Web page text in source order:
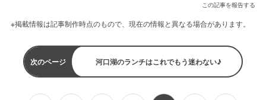
この記事を報告する
※掲載情報は記事制作時点のもので、現在の情報と異なる場合があります。
次のページ 河口湖のランチはこれでもう迷わない♪